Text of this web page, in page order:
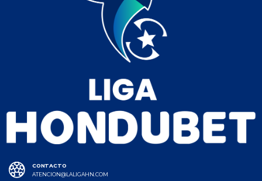
CONTACTO
ATENCION@LALIGAHN.COM